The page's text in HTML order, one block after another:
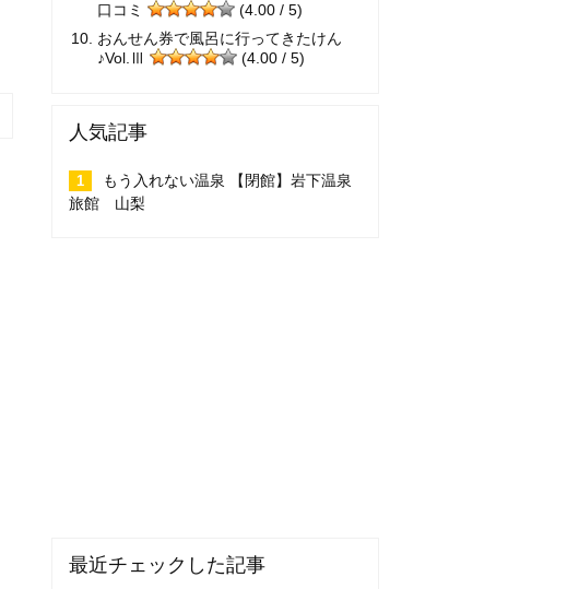
口コミ
(4.00 / 5)
おんせん券で風呂に行ってきたけん
♪Vol.Ⅲ
(4.00 / 5)
人気記事
もう入れない温泉 【閉館】岩下温泉
旅館 山梨
最近チェックした記事